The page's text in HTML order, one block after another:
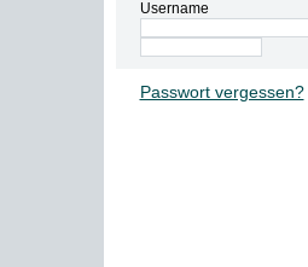
Username
Passwort vergessen?